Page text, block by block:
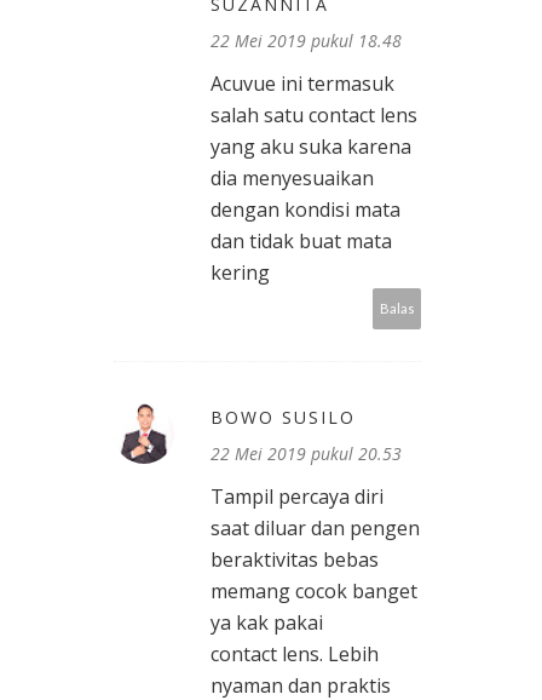
22 Mei 2019 pukul 18.48
Acuvue ini termasuk
salah satu contact lens
yang aku suka karena
dia menyesuaikan
dengan kondisi mata
dan tidak buat mata
kering
Balas
BOWO SUSILO
22 Mei 2019 pukul 20.53
Tampil percaya diri
saat diluar dan pengen
beraktivitas bebas
memang cocok banget
ya kak pakai
contact lens. Lebih
nyaman dan praktis